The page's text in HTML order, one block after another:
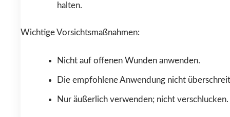
halten.
Wichtige Vorsichtsmaßnahmen:
Nicht auf offenen Wunden anwenden.
Die empfohlene Anwendung nicht
Nur äußerlich verwenden; nicht verschlucken.